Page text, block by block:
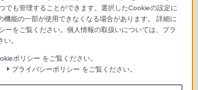
詳細メニュー
でも管理することができます。選択したCookieの設定に
機能の一部が使用できなくなる場合があります。 詳細に
ーをご覧ください。個人情報の取扱いについては、プラ
。
ポリシー をご覧ください。
プライバシーポリシー をご覧ください。